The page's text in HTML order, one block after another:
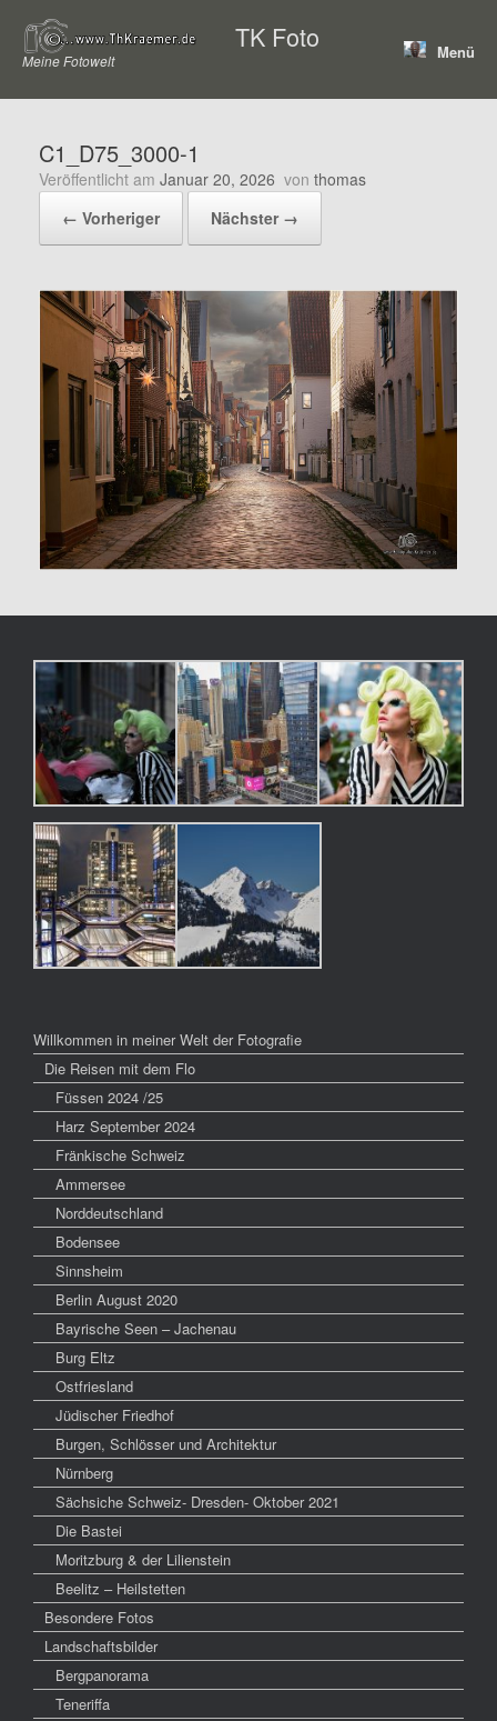
Inhalt
springen
TK Foto
Meine Fotowelt Menü
C1_D75_3000-1
Veröffentlicht am Januar 20, 2026 von thomas
← Vorheriger
Nächster →
Willkommen in meiner Welt der Fotografie
Die Reisen mit dem Flo
Füssen 2024 /25
Harz September 2024
Fränkische Schweiz
Ammersee
Norddeutschland
Bodensee
Sinnsheim
Berlin August 2020
Bayrische Seen – Jachenau
Burg Eltz
Ostfriesland
Jüdischer Friedhof
Burgen, Schlösser und Architektur
Nürnberg
Sächsiche Schweiz- Dresden- Oktober 2021
Die Bastei
Moritzburg & der Lilienstein
Beelitz – Heilstetten
Besondere Fotos
Landschaftsbilder
Bergpanorama
Teneriffa